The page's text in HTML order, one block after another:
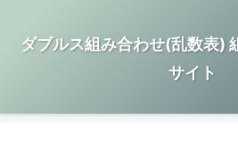
ダブルス組み合わせ(乱数表)
サイト